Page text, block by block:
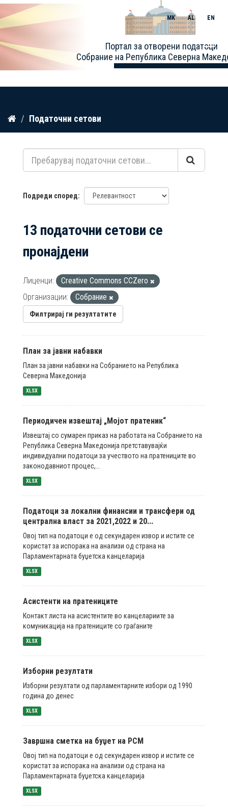
Прескокнете
содржина
Портал за отворени податоци
Собрание на Република Северна
MK AL EN
Toggle
Податочни сетови
Подреди според
13 податочни сетови се
пронајдени
Лиценци:
Creative Commons CCZero
Организации:
Собрание
Филтрирај ги резултатите
План за јавни набавки
План за јавни набавки на Собранието на Република
Северна Македонија
XLSX
Периодичен извештај „Мојот пратеник“
Извештај со сумарен приказ на работата на Собранието на
Република Северна Македонија претставувајќи
индивидуални податоци за учеството на пратениците во
законодавниот процес,...
XLSX
Податоци за локални финансии и трансфери од
централна власт за 2021,2022 и 20...
Овој тип на податоци е од секундарен извор и истите се
користат за испорака на анализи од страна на
Парламентарната буџетска канцеларија
XLSX
Асистенти на пратениците
Контакт листа на асистентите во канцелариите за
комуникација на пратениците со граѓаните
XLSX
Изборни резултати
Изборни резултати од парламентарните избори од 1990
година до денес
XLSX
Завршна сметка на буџет на РСМ
Овој тип на податоци е од секундарен извор и истите се
користат за испорака на анализи од страна на
Парламентарната буџетска канцеларија
XLSX